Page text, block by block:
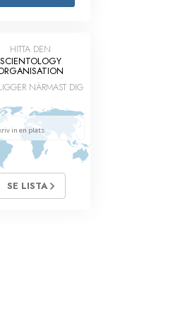
relations
HITTA DEN
SCIENTOLOGY
NÄRMAST DIG
SE LISTA